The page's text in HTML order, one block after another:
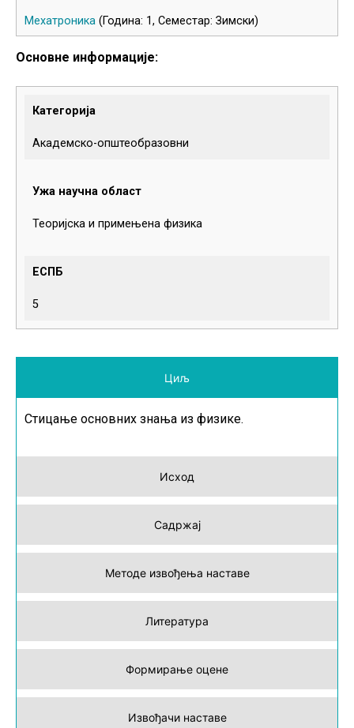
Мехатроника (Година: 1, Семестар: Зимски)
Основне информације:
Категорија
Академско-општеобразовни
Ужа научна област
Теоријска и примењена физика
ЕСПБ
5
Циљ
Исход
Садржај
Методе извођења наставе
Литература
Формирање оцене
Извођачи наставе
Стицање основних знања из физике.